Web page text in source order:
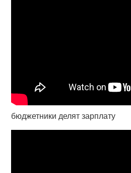
бюджетники делят зарплату